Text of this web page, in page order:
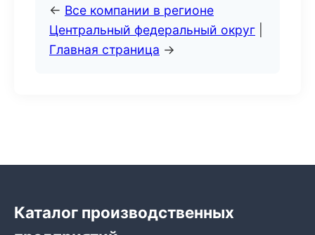
← Все компании в регионе
Центральный федеральный округ
Главная страница →
Каталог производственных